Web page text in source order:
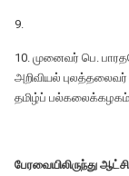
9.
10. முனைவர் பெ.
அறிவியல் புலத்தலைவர்
தமிழ்ப் பல்கலைக்கழகம்
பேரவையிலிருந்து